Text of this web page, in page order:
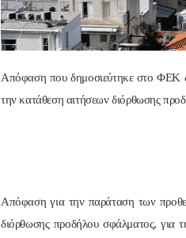
Απόφαση που δημοσιεύτηκε στο ΦΕΚ
την κατάθεση αιτήσεων διόρθωσης
Απόφαση για την παράταση των
διόρθωσης προδήλου σφάλματος, για